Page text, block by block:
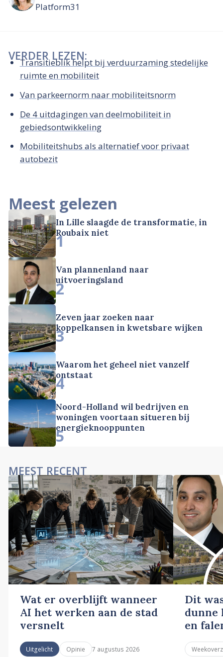
Platform31
VERDER LEZEN:
Transitieblik helpt bij verduurzaming stedelijke
ruimte en mobiliteit
Van parkeernorm naar mobiliteitsnorm
De 4 uitdagingen van deelmobiliteit in
gebiedsontwikkeling
Mobiliteitshubs als alternatief voor privaat
autobezit
Meest gelezen
In Lille slaagde de transformatie, in
Roubaix niet
1
Van plannenland naar
uitvoeringsland
2
Zeven jaar zoeken naar
koppelkansen in kwetsbare wijken
3
Waarom het geheel niet vanzelf
ontstaat
4
Noord-Holland wil bedrijven en
woningen voortaan situeren bij
energieknooppunten
5
MEEST RECENT
Wat er overblijft wanneer
AI het werken aan de stad
versnelt
Uitgelicht Opinie 7 augustus 2026
Dit
dunne
en